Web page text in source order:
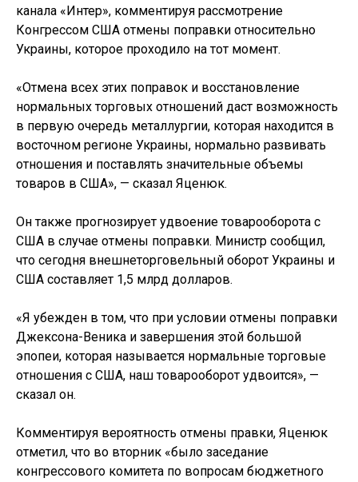
канала «Интер», комментируя рассмотрение
Конгрессом США отмены поправки относительно
Украины, которое проходило на тот момент.
«Отмена всех этих поправок и восстановление
нормальных торговых отношений даст возможность
в первую очередь металлургии, которая находится в
восточном регионе Украины, нормально развивать
отношения и поставлять значительные объемы
товаров в США», — сказал Яценюк.
Он также прогнозирует удвоение товарооборота с
США в случае отмены поправки. Министр сообщил,
что сегодня внешнеторговельный оборот Украины и
США составляет 1,5 млрд долларов.
«Я убежден в том, что при условии отмены поправки
Джексона-Веника и завершения этой большой
эпопеи, которая называется нормальные торговые
отношения с США, наш товарооборот удвоится», —
сказал он.
Комментируя вероятность отмены правки, Яценюк
отметил, что во вторник «было заседание
конгрессового комитета по вопросам бюджетного